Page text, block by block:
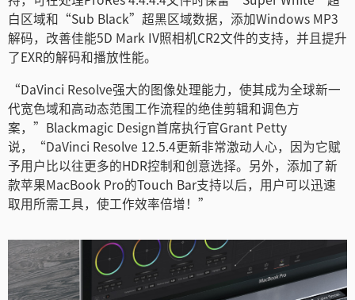
United States
白区域和“Sub Black”超黑区域数据，添加Windows MP3
解码，改善佳能5D Mark IV照相机CR2文件的支持，并且提升
了EXR的解码和播放性能。
“DaVinci Resolve强大的图像处理能力，使其成为全球新一
代宽色域和高动态范围工作流程的绝佳剪辑和调色方
案，”Blackmagic Design首席执行官Grant Petty
说，“DaVinci Resolve 12.5.4更新非常激动人心，因为它赋
予用户比以往更多的HDR控制和创意选择。另外，添加了新
款苹果MacBook Pro的Touch Bar支持以后，用户可以迅速
取用所需工具，使工作效率倍增！”